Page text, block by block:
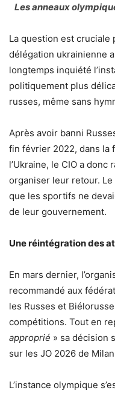
Les anneaux
La question est cruciale
délégation ukrainienne
longtemps inquiété
politiquement plus
russes, même sans
Après avoir banni
fin février 2022, dans la
l’Ukraine, le CIO a
organiser leur retour.
que les sportifs ne
de leur gouvernement.
Une réintégration des
En mars dernier,
recommandé aux
les Russes et
compétitions. Tout en
approprié » sa décision
sur les JO 2026 de
L’instance olympique